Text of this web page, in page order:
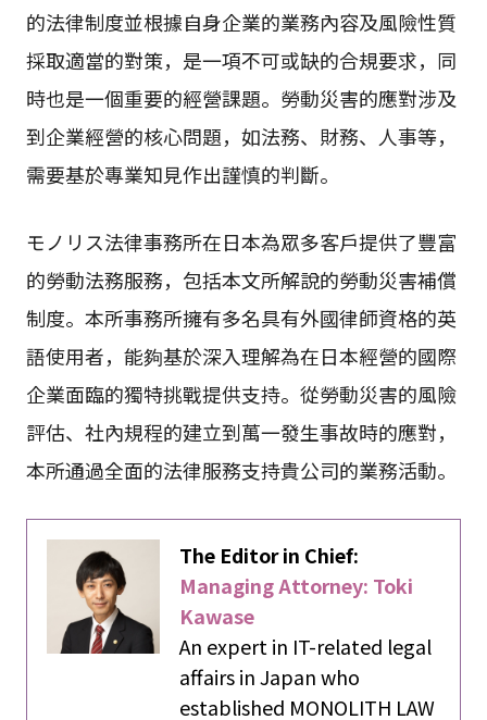
的法律制度並根據自身企業的業務內容及風險性質
採取適當的對策，是一項不可或缺的合規要求，同
時也是一個重要的經營課題。勞動災害的應對涉及
到企業經營的核心問題，如法務、財務、人事等，
需要基於專業知見作出謹慎的判斷。
モノリス法律事務所在日本為眾多客戶提供了豐富
的勞動法務服務，包括本文所解說的勞動災害補償
制度。本所事務所擁有多名具有外國律師資格的英
語使用者，能夠基於深入理解為在日本經營的國際
企業面臨的獨特挑戰提供支持。從勞動災害的風險
評估、社內規程的建立到萬一發生事故時的應對，
本所通過全面的法律服務支持貴公司的業務活動。
The Editor in Chief:
Managing Attorney: Toki
Kawase
An expert in IT-related legal
affairs in Japan who
established MONOLITH LAW